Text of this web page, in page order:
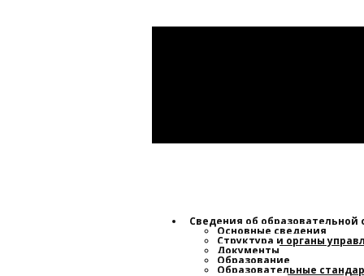
Сведения об образовательной
Основные сведения
Структура и органы
Документы
Образование
Образовательные